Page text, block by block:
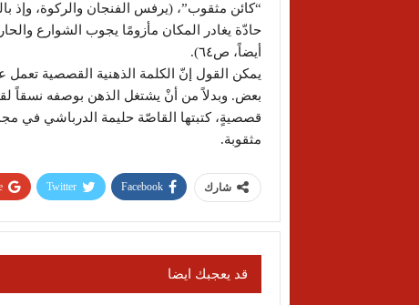
“كائن مثقوب”، (يرفس الفنجان والركوة، وإذ
حادّة يغادر المكان مأزومًا يجوب الشوارع
أيضاً، ص٦٤).
يمكن القول إنّ الكلمة الذهنية القصصية تعمل
بعض. وبدلاً من أنْ يشتغل الذهن بوصفه نسقاً
قصصيةٍ، كتبتها القاصّة حليمة الدرباشي في
مثقوبة.
شارك Facebook
Twitter
قد يعجبك ايضا